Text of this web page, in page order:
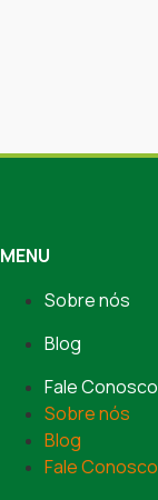
MENU
Sobre nós
Blog
Fale Conosco
Sobre nós
Blog
Fale Conosco